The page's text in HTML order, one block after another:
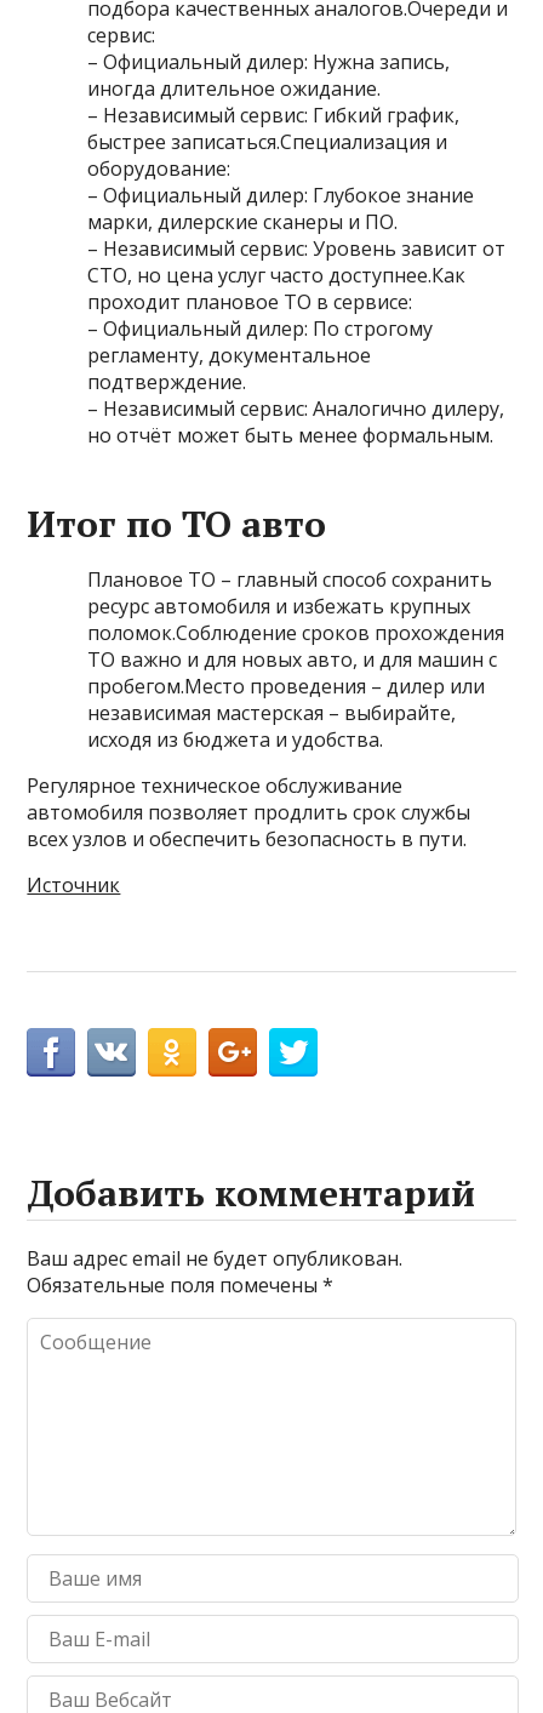
подбора качественных аналогов.Очереди и
сервис:
– Официальный дилер: Нужна запись,
иногда длительное ожидание.
– Независимый сервис: Гибкий график,
быстрее записаться.Специализация и
оборудование:
– Официальный дилер: Глубокое знание
марки, дилерские сканеры и ПО.
– Независимый сервис: Уровень зависит от
СТО, но цена услуг часто доступнее.Как
проходит плановое ТО в сервисе:
– Официальный дилер: По строгому
регламенту, документальное
подтверждение.
– Независимый сервис: Аналогично дилеру,
но отчёт может быть менее формальным.
Итог по ТО авто
Плановое ТО – главный способ сохранить
ресурс автомобиля и избежать крупных
поломок.Соблюдение сроков прохождения
ТО важно и для новых авто, и для машин с
пробегом.Место проведения – дилер или
независимая мастерская – выбирайте,
исходя из бюджета и удобства.
Регулярное техническое обслуживание
автомобиля позволяет продлить срок службы
всех узлов и обеспечить безопасность в пути.
Источник
Добавить комментарий
Ваш адрес email не будет опубликован.
Обязательные поля помечены*